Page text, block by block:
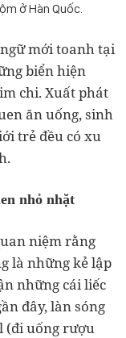
ở Hàn Quốc.
mới toanh tại
biển hiện
chi. Xuất phát
ăn uống, sinh
trẻ đều có xu
nhỏ nhặt
niệm rằng
là những kẻ lập
những cái liếc
đây, làn sóng
(đi uống rượu